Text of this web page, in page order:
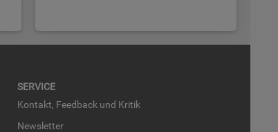
SER­VICE
Kon­takt, Feed­back und Kri­tik
News­let­ter